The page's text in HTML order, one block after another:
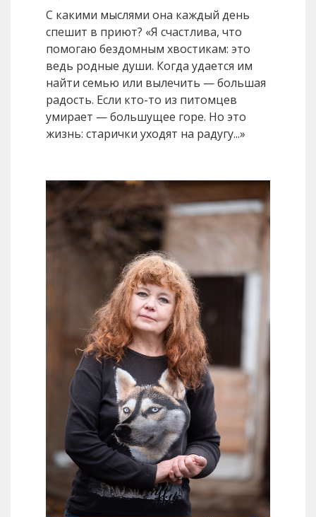
С какими мыслями она каждый день
спешит в приют? «Я счастлива, что
помогаю бездомным хвостикам: это
ведь родные души. Когда удается им
найти семью или вылечить — большая
радость. Если кто-то из питомцев
умирает — большущее горе. Но это
жизнь: старички уходят на радугу...»